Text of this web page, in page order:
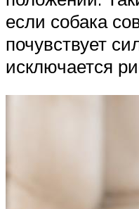
если собака
почувствует
исключается